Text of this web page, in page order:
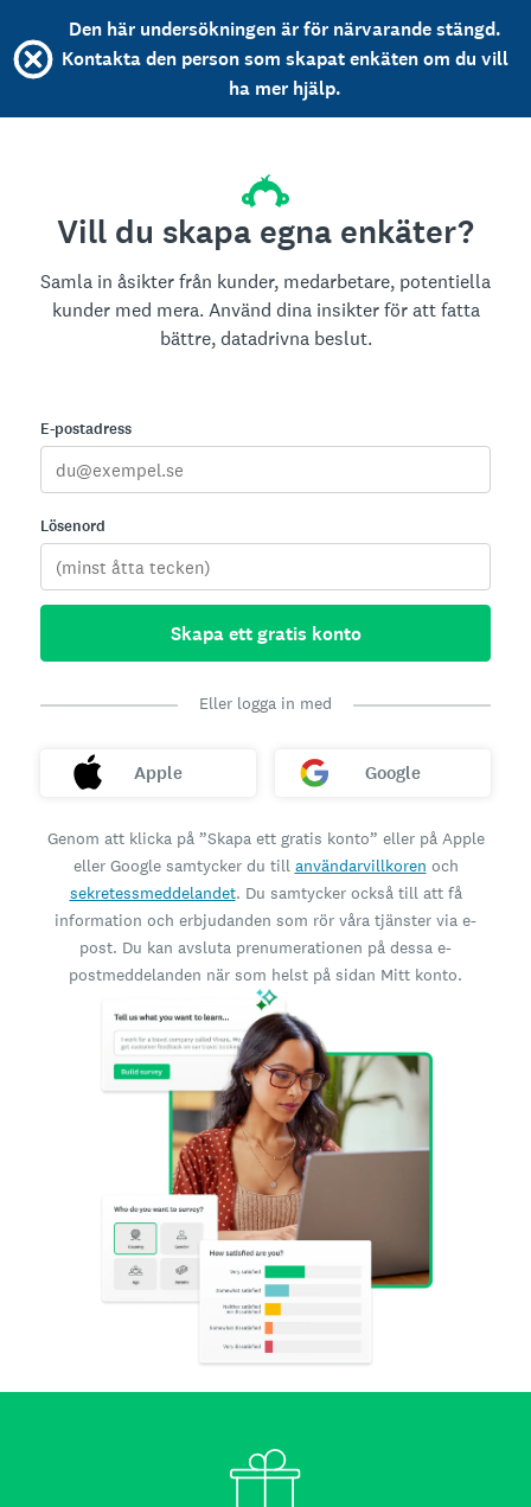
Den här undersökningen är för närvarande stängd.
Kontakta den person som skapat enkäten om du vill
ha mer hjälp.
Vill du skapa egna enkäter?
Samla in åsikter från kunder, medarbetare, potentiella
kunder med mera. Använd dina insikter för att fatta
bättre, datadrivna beslut.
E-postadress
Lösenord
Skapa ett gratis konto
Eller logga in med
Apple Google
Genom att klicka på ”Skapa ett gratis konto” eller på Apple
eller Google samtycker du till användarvillkoren och
sekretessmeddelandet. Du samtycker också till att få
information och erbjudanden som rör våra tjänster via e-
post. Du kan avsluta prenumerationen på dessa e-
postmeddelanden när som helst på sidan Mitt konto.